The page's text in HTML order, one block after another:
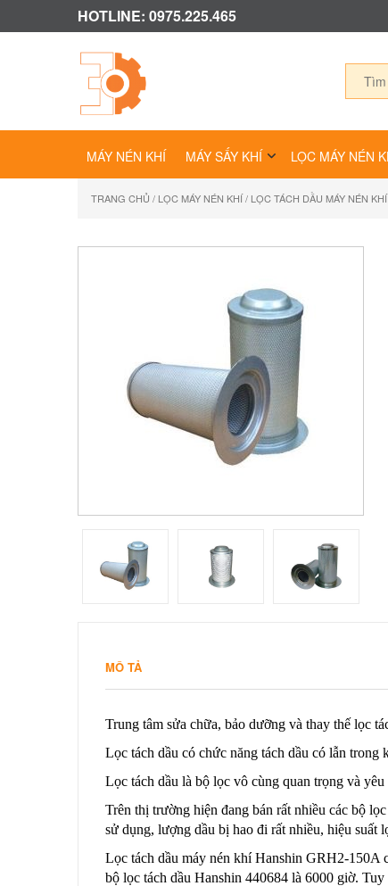
HOTLINE: 0975.225.465
MÁY NÉN KHÍ MÁY SẤY KHÍ LỌC MÁY NÉN
TRANG CHỦ / LỌC MÁY NÉN KHÍ/ LỌC TÁCH DẦU MÁY NÉN
MÔ TẢ
Trung tâm sửa chữa, bảo dưỡng và thay thế lọc
Lọc tách dầu có chức năng tách dầu có lẫn
Lọc tách dầu là bộ lọc vô cùng quan trọng và
Trên thị trường hiện đang bán rất nhiều các bộ
sử dụng, lượng dầu bị hao đi rất nhiều, hiệu suất
Lọc tách dầu máy nén khí Hanshin GRH2-150A
bộ lọc tách dầu Hanshin 440684 là 6000 giờ.